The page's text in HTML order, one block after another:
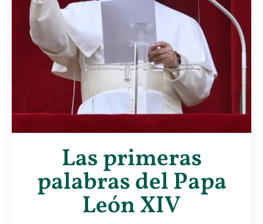
Las primeras
palabras del Papa
León XIV